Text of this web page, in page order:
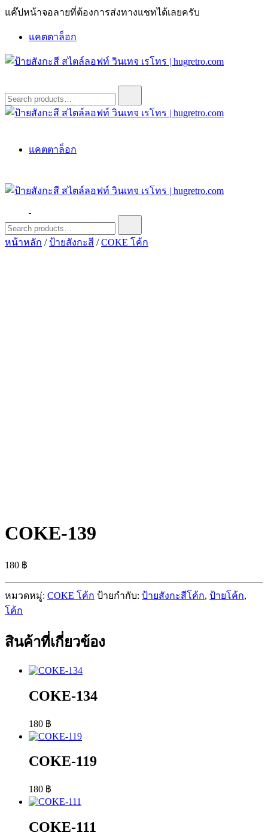
Skip
แค๊ปหน้าจอลายที่ต้องการส่งทางแชทได้เลยครับ
แคตตาล็อก
ป้ายสังกะสี สไตล์ลอฟท์ วินเทจ เรโทร | hugretro.com
ป้ายวินเทจ แต่งบ้าน ร้านกาแฟ ผับ โรงแรม ป้ายโค้ก เป็ปซี่เวสป้า
ฮาร์เล่ย์โฆษณาเก่าโบราณ มีราคาแบบสวยๆเพียบหรือสั่งทำโทร
O8664277II
for:
ฮาร์เล่ย์โฆษณาเก่าโบราณ มีราคาแบบสวยๆเพียบหรือสั่งทำโทร
แคตตาล็อก
ป้ายสังกะสี สไตล์ลอฟท์ วินเทจ เรโทร | hugretro.com
ป้ายวินเทจ แต่งบ้าน ร้านกาแฟ ผับ โรงแรม ป้ายโค้ก เป็ปซี่เวสป้า
ฮาร์เล่ย์โฆษณาเก่าโบราณ มีราคาแบบสวยๆเพียบหรือสั่งทำโทร
O8664277II
for:
หน้าหลัก /ป้ายสังกะสี /COKE โค้ก
COKE-139
180 ฿
หมวดหมู่: COKE โค้ก ป้ายกำกับ: ป้ายสังกะสีโค้ก, ป้ายโค้ก,
โค้ก
สินค้าที่เกี่ยวข้อง
COKE-134
180 ฿
COKE-119
180 ฿
COKE-111